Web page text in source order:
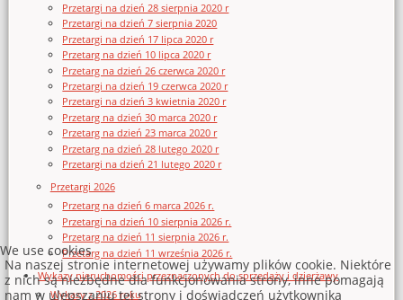
Przetargi na dzień 28 sierpnia 2020 r
Przetargi na dzień 7 sierpnia 2020
Przetargi na dzień 17 lipca 2020 r
Przetarg na dzień 10 lipca 2020 r
Przetarg na dzień 26 czerwca 2020 r
Przetargi na dzień 19 czerwca 2020 r
Przetargi na dzień 3 kwietnia 2020 r
Przetarg na dzień 30 marca 2020 r
Przetarg na dzień 23 marca 2020 r
Przetarg na dzień 28 lutego 2020 r
Przetargi na dzień 21 lutego 2020 r
Przetargi 2026
Przetarg na dzień 6 marca 2026 r.
Przetargi na dzień 10 sierpnia 2026 r.
Przetarg na dzień 11 sierpnia 2026 r.
Przetarg na dzień 11 września 2026 r.
Wykazy nieruchomości przeznaczonych do sprzedaży i dzierżawy
Wykazy z 2026 roku
We use cookies
Na naszej stronie internetowej używamy plików cookie. Niektóre
z nich są niezbędne dla funkcjonowania strony, inne pomagają
nam w ulepszaniu tej strony i doświadczeń użytkownika